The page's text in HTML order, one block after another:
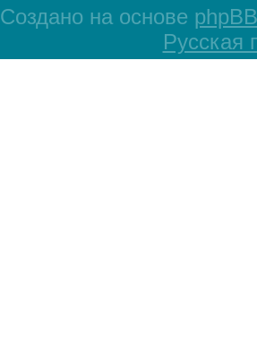
Создано на основе phpBB
Русская